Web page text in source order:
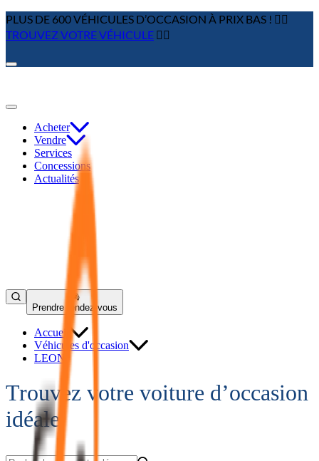
PLUS DE 600 VÉHICULES D’OCCASION À PRIX BAS ! 👉🏼
TROUVEZ VOTRE VÉHICULE 👈🏻
Acheter
Vendre
Services
Concessions
Actualités
Prendre rendez-vous
Accueil
Véhicules d'occasion
LEON
Trouvez votre voiture d’occasion
idéale